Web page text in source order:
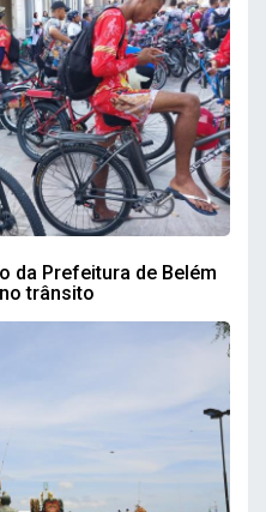
da Prefeitura de Belém
trânsito